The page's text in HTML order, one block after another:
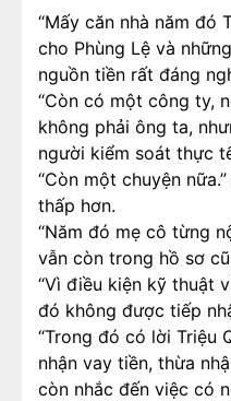
“Mấy căn nhà năm đó
cho Phùng Lệ và
nguồn tiền rất đáng
“Còn có một công ty,
không phải ông ta,
người kiểm soát thực
“Còn một chuyện
thấp hơn.
“Năm đó mẹ cô từng
vẫn còn trong hồ sơ
“Vì điều kiện kỹ thuật
đó không được tiếp
“Trong đó có lời Triệu
nhận vay tiền, thừa
còn nhắc đến việc có